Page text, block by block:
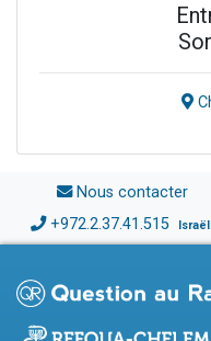
Nous contacter
+972.2.37.41.515 Israël